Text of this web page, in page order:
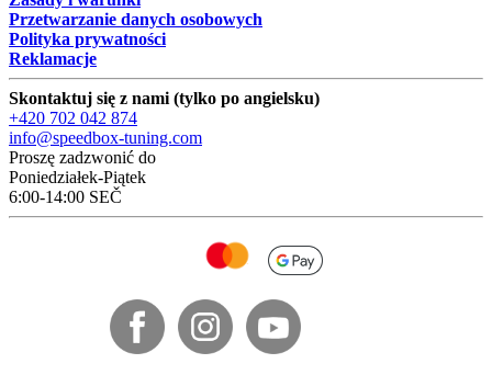
Przetwarzanie danych osobowych
Polityka prywatności
Reklamacje
Skontaktuj się z nami (tylko po angielsku)
+420 702 042 874
info@speedbox-tuning.com
Proszę zadzwonić do
Poniedziałek-Piątek
6:00-14:00 SEČ